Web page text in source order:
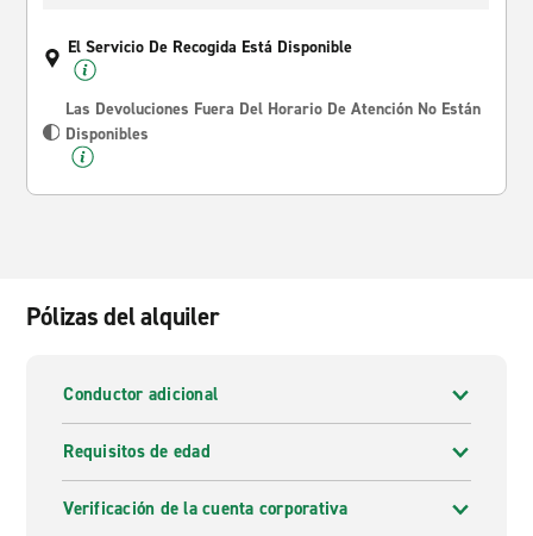
El Servicio De Recogida Está Disponible
Las Devoluciones Fuera Del Horario De Atención No Están
Disponibles
Pólizas del alquiler
Conductor adicional
Requisitos de edad
Verificación de la cuenta corporativa